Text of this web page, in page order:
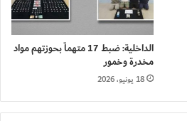
الداخلية: ضبط 17 متهماً بحوزتهم مواد
مخدرة وخمور
18 يونيو، 2026